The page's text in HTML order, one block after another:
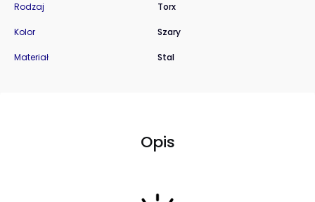
Rodzaj Torx
Kolor Szary
Materiał Stal
Opis